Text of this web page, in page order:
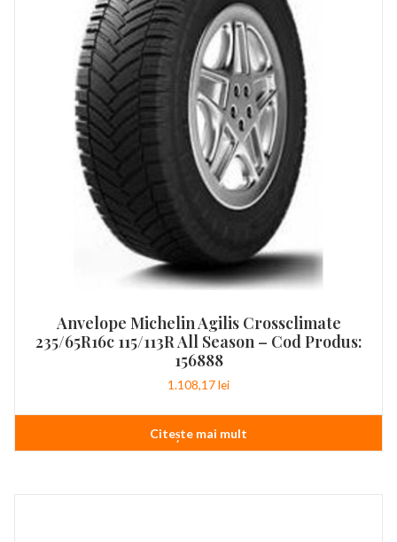
Anvelope Michelin Agilis Crossclimate
235/65R16c 115/113R All Season – Cod Produs:
156888
1.108,17lei
Citește mai mult